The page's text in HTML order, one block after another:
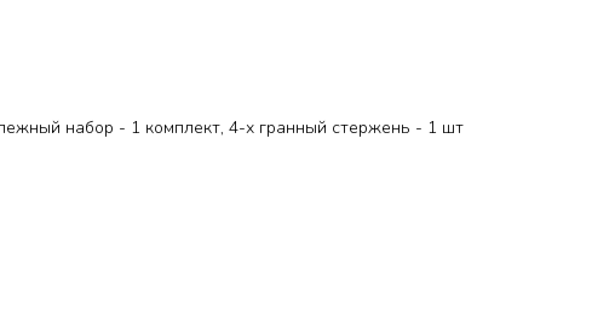
набор - 1 комплект, 4-х гранный стержень - 1 шт